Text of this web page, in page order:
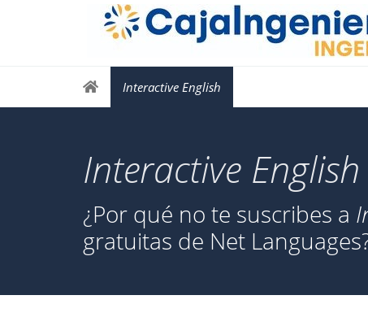
Interactive English
Interactive English
¿Por qué no te suscribes a
gratuitas de Net